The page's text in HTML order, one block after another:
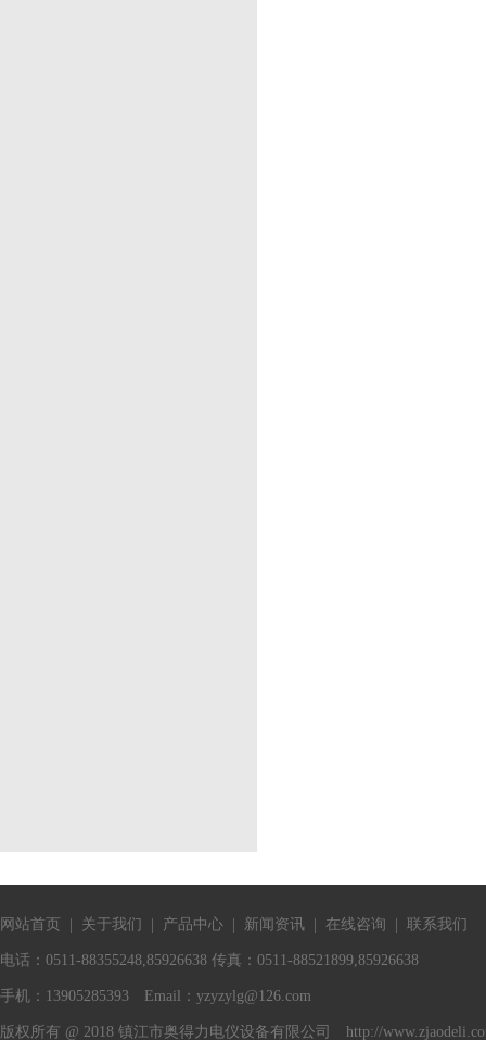
网站首页 关于我们 产品中心 新闻资讯 在线咨询 联系我们
电话：0511-88355248,85926638 传真：0511-88521899,85926638
手机：13905285393 Email： yzyzylg@126.com
版权所有 @ 2018 镇江市奥得力电仪设备有限公司 http://